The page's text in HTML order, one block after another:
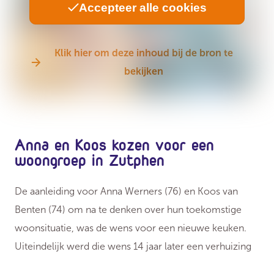
Accepteer alle cookies
Klik hier om deze inhoud bij de bron te
bekijken
Anna en Koos kozen voor een
woongroep in Zutphen
De aanleiding voor Anna Werners (76) en Koos van
Benten (74) om na te denken over hun toekomstige
woonsituatie, was de wens voor een nieuwe keuken.
Uiteindelijk werd die wens 14 jaar later een verhuizing